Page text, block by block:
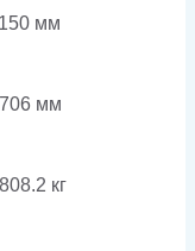
мм
мм
кг